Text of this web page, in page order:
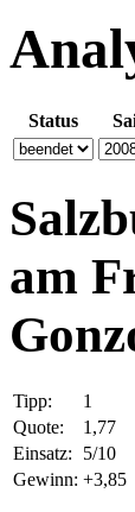
Status
am
Tipp:
1
Quote:
1,77
Einsatz:
5/10
Gewinn: +3,85